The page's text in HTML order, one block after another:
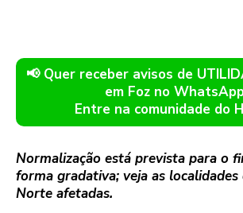
📢 Quer receber avisos de
em Foz no
Entre na comunidade do
Normalização está prevista para o
forma gradativa; veja as localidades
Norte afetadas.